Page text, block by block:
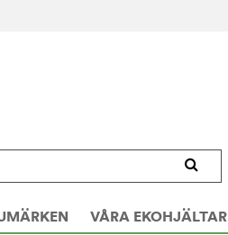
VÅRA EKOHJÄLTAR